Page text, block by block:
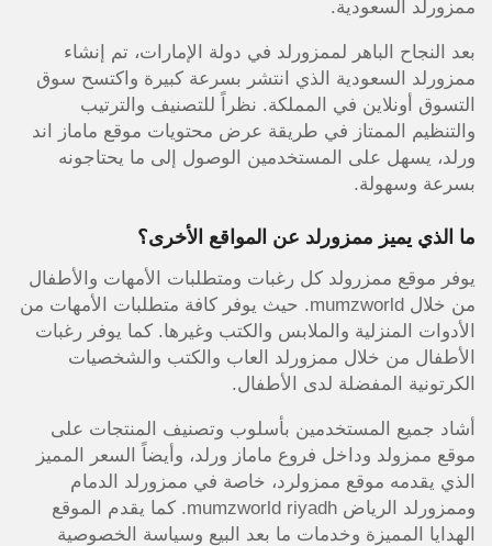
ممزورلد السعودية.
بعد النجاح الباهر لممزورلد في دولة الإمارات، تم إنشاء
ممزورلد السعودية الذي انتشر بسرعة كبيرة واكتسح سوق
التسوق أونلاين في المملكة. نظراً للتصنيف والترتيب
والتنظيم الممتاز في طريقة عرض محتويات موقع ماماز اند
ورلد، يسهل على المستخدمين الوصول إلى ما يحتاجونه
بسرعة وسهولة.
ما الذي يميز ممزورلد عن المواقع الأخرى؟
يوفر موقع ممزرولد كل رغبات ومتطلبات الأمهات والأطفال
من خلال mumzworld. حيث يوفر كافة متطلبات الأمهات من
الأدوات المنزلية والملابس والكتب وغيرها. كما يوفر رغبات
الأطفال من خلال ممزورلد العاب والكتب والشخصيات
الكرتونية المفضلة لدى الأطفال.
أشاد جميع المستخدمين بأسلوب وتصنيف المنتجات على
موقع ممزولد وداخل فروع ماماز ورلد، وأيضاً السعر المميز
الذي يقدمه موقع ممزولرد، خاصة في ممزورلد الدمام
وممزورلد الرياض mumzworld riyadh. كما يقدم الموقع
الهدايا المميزة وخدمات ما بعد البيع وسياسة الخصوصية